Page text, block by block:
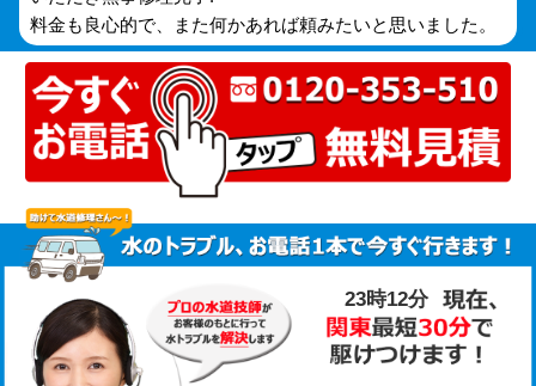
料金も良心的で、また何かあれば頼みたいと思いました。
23時12分